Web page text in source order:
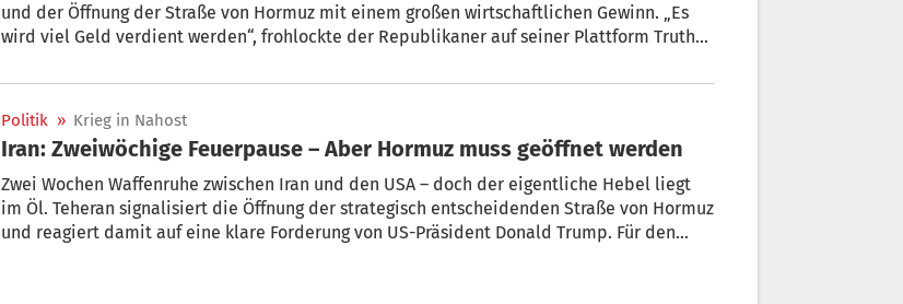
und der Öffnung der Straße von Hormuz mit einem großen wirtschaftlichen Gewinn. „Es
wird viel Geld verdient werden“, frohlockte der Republikaner auf seiner Plattform Truth
Politik » Krieg in Nahost
Iran: Zweiwöchige Feuerpause – Aber Hormuz muss geöffnet werden
Zwei Wochen Waffenruhe zwischen Iran und den USA – doch der eigentliche Hebel liegt
im Öl. Teheran signalisiert die Öffnung der strategisch entscheidenden Straße von Hormuz
und reagiert damit auf eine klare Forderung von US-Präsident Donald Trump. Für den